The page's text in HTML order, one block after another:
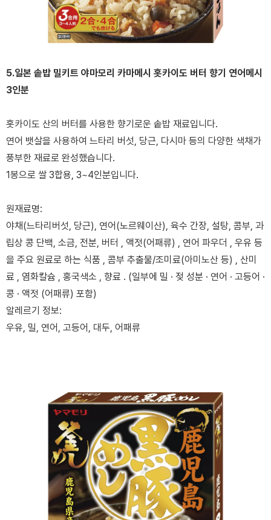
5.일본 솥밥 밀키트 야마모리 카마메시 홋카이도 버터 향기 연어메시
3인분
홋카이도 산의 버터를 사용한 향기로운 솥밥 재료입니다.
연어 뱃살을 사용하여 느타리 버섯, 당근, 다시마 등의 다양한 색채가
풍부한 재료로 완성했습니다.
1봉으로 쌀 3합용, 3~4인분입니다.
원재료명:
야채(느타리버섯, 당근), 연어(노르웨이산), 육수 간장, 설탕, 콤부, 과
립상 콩 단백, 소금, 전분, 버터 , 액젓(어패류) , 연어 파우더 , 우유 등
을 주요 원료로 하는 식품 , 콤부 추출물/조미료(아미노산 등) , 산미
료 , 염화칼슘 , 홍국색소 , 향료 . (일부에 밀 · 젖 성분 · 연어 · 고등어 ·
콩 · 액젓 (어패류) 포함)
알레르기 정보:
우유, 밀, 연어, 고등어, 대두, 어패류